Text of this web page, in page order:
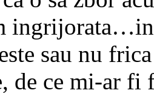
ingrijorata…in
sau nu
de ce mi-ar fi